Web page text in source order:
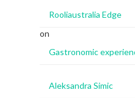
Rooliaustralia Edge
on
Gastronomic
Aleksandra Simic